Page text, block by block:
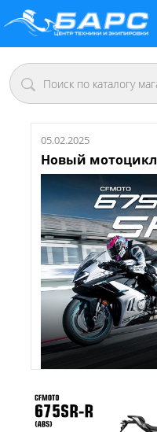
05.02.2025
Новый мотоцикл